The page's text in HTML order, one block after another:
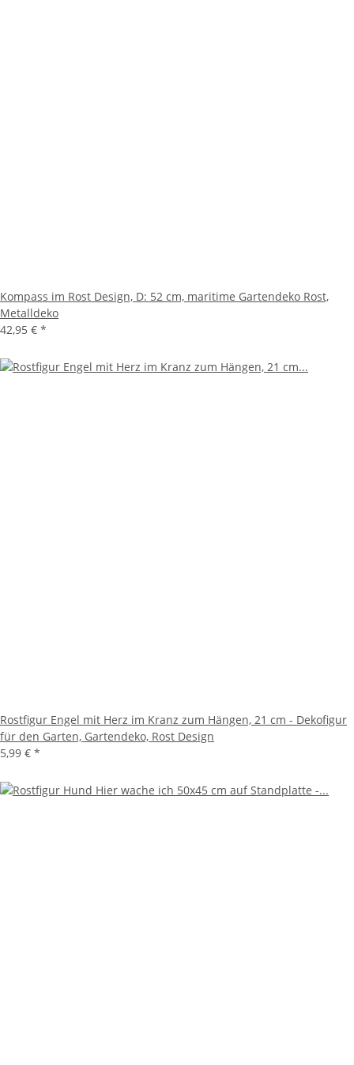
Kompass im Rost Design, D: 52 cm, maritime Gartendeko Rost,
Metalldeko
42,95 € *
Rostfigur Engel mit Herz im Kranz zum Hängen, 21 cm - Dekofigur
für den Garten, Gartendeko, Rost Design
5,99 € *